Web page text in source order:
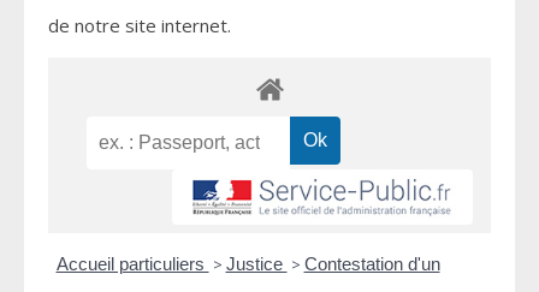
de notre site internet.
Accueil particuliers > Justice > Contestation d'un